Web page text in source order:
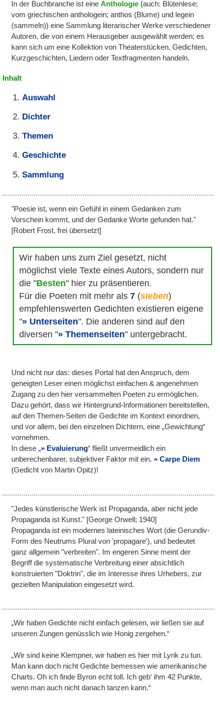
In der Buchbranche ist eineAnthologie (auch: Blütenlese;
vom griechischen anthologein; anthos (Blume) und legein
(sammeln)) eine Sammlung literarischer Werke verschiedener
Autoren, die von einem Herausgeber ausgewählt werden; es
kann sich um eine Kollektion von Theaterstücken, Gedichten,
Kurzgeschichten, Liedern oder Textfragmenten handeln.
Inhalt
Auswahl
Dichter
Themen
Geschichte
Sammlung
"Poesie ist, wenn ein Gefühl in einem Gedanken zum
Vorschein kommt, und der Gedanke Worte gefunden hat."
[Robert Frost, frei übersetzt]
Wir haben uns zum Ziel gesetzt, nicht
möglichst viele Texte eines Autors, sondern nur
die "Besten" hier zu präsentieren.
Für die Poeten mit mehr als 7(sieben)
empfehlenswerten Gedichten existieren eigene
"
Unterseiten". Die anderen sind auf den
diversen "
Themenseiten" untergebracht.
Und nicht nur das: dieses Portal hat den Anspruch, dem
geneigten Leser einen möglichst einfachen & angenehmen
Zugang zu den hier versammelten Poeten zu ermöglichen.
Dazu gehört, dass wir Hintergrund-Informationen bereitstellen,
auf den Themen-Seiten die Gedichte im Kontext einordnen,
und vor allem, bei den einzelnen Dichtern, eine „Gewichtung“
vornehmen.
In diese „
Evaluierung“ fließt unvermeidlich ein
unberechenbarer, subjektiver Faktor mit ein.
Carpe Diem
(Gedicht von Martin Opitz)!
"Jedes künstlerische Werk ist Propaganda, aber nicht jede
Propaganda ist Kunst." [George Orwell; 1940]
Propaganda ist ein modernes lateinisches Wort (die Gerundiv-
Form des Neutrums Plural von 'propagare'), und bedeutet
ganz allgemein "verbreiten". Im engeren Sinne meint der
Begriff die systematische Verbreitung einer absichtlich
konstruierten "Doktrin", die im Interesse ihres Urhebers, zur
gezielten Manipulation eingesetzt wird.
„Wir haben Gedichte nicht einfach gelesen, wir ließen sie auf
unseren Zungen genüsslich wie Honig zergehen.“
„Wir sind keine Klempner, wir haben es hier mit Lyrik zu tun.
Man kann doch nicht Gedichte bemessen wie amerikanische
Charts. Oh ich finde Byron echt toll. Ich geb‘ ihm 42 Punkte,
wenn man auch nicht danach tanzen kann.“